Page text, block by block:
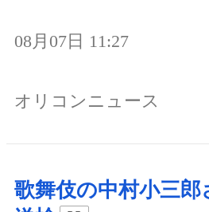
08月07日 11:27
オリコンニュース
歌舞伎の中村小三郎